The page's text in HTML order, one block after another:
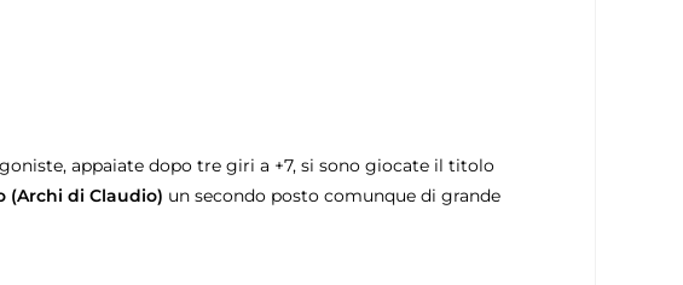
appaiate dopo tre giri a +7, si sono giocate il titolo
(Archi di Claudio) un secondo posto comunque di grande